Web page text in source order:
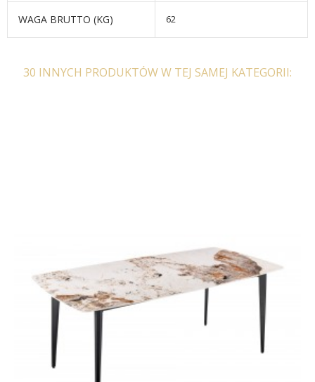
WAGA BRUTTO (KG) 62
STOLIK KAWOWY
HEAVEN 82CM SZKLANY
521,23 zł 643,49 zł
STÓŁ HEAVEN 110 CM
BIAŁY MARMUR
2 371,45 zł
30 INNYCH PRODUKTÓW W TEJ SAMEJ KATEGORII: